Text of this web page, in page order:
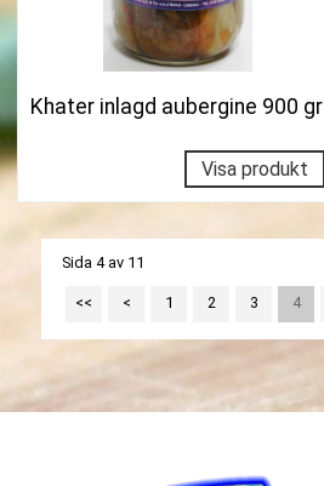
Khater inlagd aubergine 900 gr
Visa produkt
Sida 4 av 11
<< < 1 2 3 4